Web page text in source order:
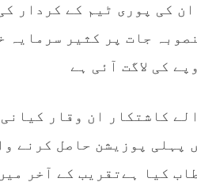
کی پوری ٹیم کے کردار
جات پر کثیر سرمایہ
کی لاگت آئی ہے
کاشتکار ان وقار
پہلی پوزیشن حاصل کرنے
کیا ہےتقریب کے آخر